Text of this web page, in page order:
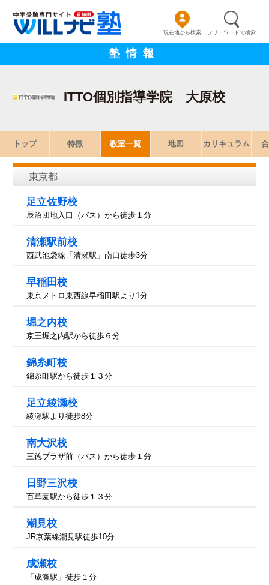
現在地から検索 フリーワードで検索
塾情報
ITTO個別指導学院 大原校
トップ 特徴 教室一覧 地図 カリキュラム
東京都
足立佐野校
辰沼団地入口（バス）から徒歩１分
清瀬駅前校
西武池袋線「清瀬駅」南口徒歩3分
早稲田校
東京メトロ東西線早稲田駅より1分
堀之内校
京王堀之内駅から徒歩６分
錦糸町校
錦糸町駅から徒歩１３分
足立綾瀬校
綾瀬駅より徒歩8分
南大沢校
三徳プラザ前（バス）から徒歩１分
日野三沢校
百草園駅から徒歩１３分
潮見校
JR京葉線潮見駅徒歩10分
成瀬校
「成瀬駅」徒歩１分